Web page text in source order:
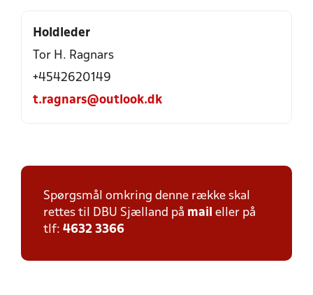
Holdleder
Tor H. Ragnars
+4542620149
t.ragnars@outlook.dk
Spørgsmål omkring denne række skal
rettes til DBU Sjælland på mail eller på
tlf: 4632 3366